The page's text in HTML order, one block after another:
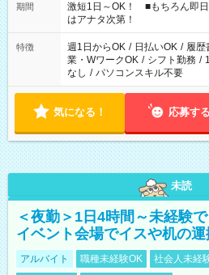
期間
激短1日～OK！ ■もちろん即
はアナタ次第！
特徴 週1日からOK / 日払いOK / 履歴
業・WワークOK / シフト勤務 /
なし / パソコンスキル不要
気になる！ 応募する
未読
＜夜勤＞1日4時間～未経験
イベント会場でイスや机の
アルバイト 職種未経験OK 社会人未経